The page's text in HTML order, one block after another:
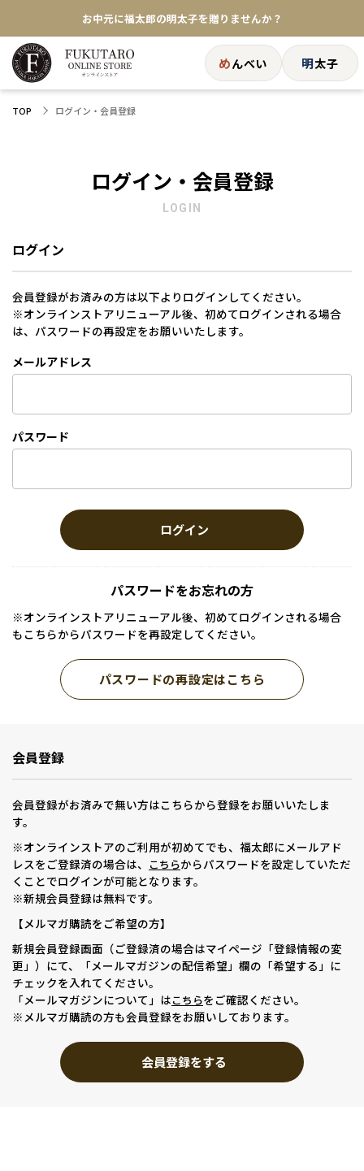
お中元に福太郎の明太子を贈りませんか？
★めんべい25周年記念商品が登場★
【色々な味を試したい方へ】ポストイン！めんべい
めんべい 明太子
TOP ログイン・会員登録
ログイン・会員登録
LOGIN
ログイン
会員登録がお済みの方は以下よりログインしてください。
※オンラインストアリニューアル後、初めてログインされる場合
は、パスワードの再設定をお願いいたします。
メールアドレス
パスワード
ログイン
パスワードをお忘れの方
※オンラインストアリニューアル後、初めてログインされる場合
もこちらからパスワードを再設定してください。
パスワードの再設定はこちら
会員登録
会員登録がお済みで無い方はこちらから登録をお願いいたしま
す。
※オンラインストアのご利用が初めてでも、福太郎にメールアド
レスをご登録済の場合は、 こちらからパスワードを設定していただ
くことでログインが可能となります。
※新規会員登録は無料です。
【メルマガ購読をご希望の方】
新規会員登録画面（ご登録済の場合はマイページ「登録情報の変
更」）にて、「メールマガジンの配信希望」欄の「希望する」に
チェックを入れてください。
「メールマガジンについて」はこちらをご確認ください。
※メルマガ購読の方も会員登録をお願いしております。
会員登録をする